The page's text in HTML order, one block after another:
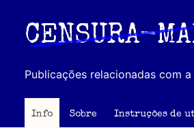
principal
CENSURA-
Publicações relacionadas com
Info Sobre Instruções de